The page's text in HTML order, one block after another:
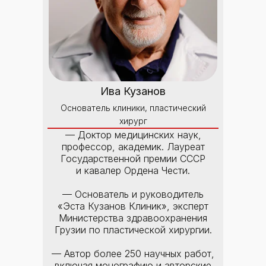
Ива Кузанов
Основатель клиники, пластический
хирург
— Доктор медицинских наук,
профессор, академик. Лауреат
Государственной премии СССР
и кавалер Ордена Чести.
— Основатель и руководитель
«Эста Кузанов Клиник», эксперт
Министерства здравоохранения
Грузии по пластической хирургии.
— Автор более 250 научных работ,